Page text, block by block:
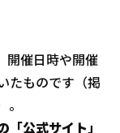
開催日時や開催
たものです（掲
公式サイト」